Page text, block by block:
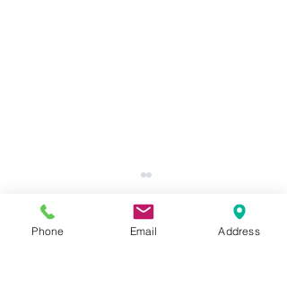
Phone Email Address